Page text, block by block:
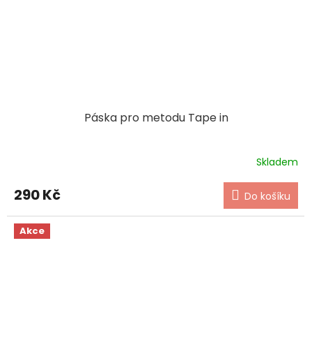
Páska pro metodu Tape in
Skladem
290 Kč Do košíku
Akce